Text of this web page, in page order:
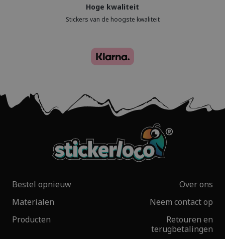
Hoge kwaliteit
Stickers van de hoogste kwaliteit
Bestel opnieuw
Materialen
Producten
Over ons
Neem contact op
Retouren en
terugbetalingen